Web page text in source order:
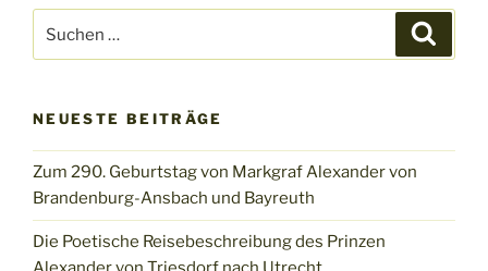
nach:
NEUESTE BEITRÄGE
Zum 290. Geburtstag von Markgraf Alexander von
Brandenburg-Ansbach und Bayreuth
Die Poetische Reisebeschreibung des Prinzen